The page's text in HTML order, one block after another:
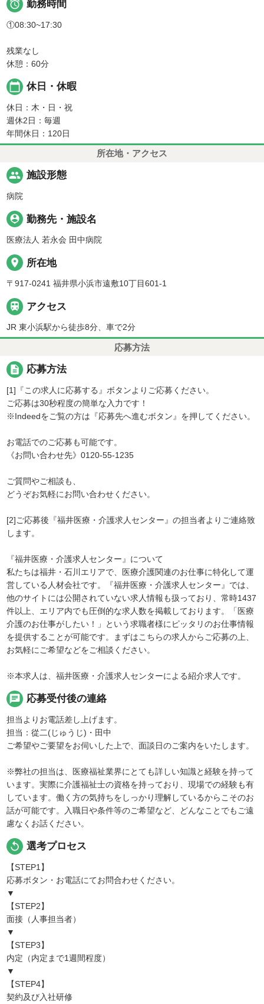
 勤務時間
①08:30~17:30
残業なし
休憩：60分
calendar_today 休日・休暇
休日：木・日・祝
週休2日：毎週
年間休日：120日
所在地・アクセス
people 施設形態
病院
person_pin 勤務先・施設名
医療法人 若永会 田中病院
place 所在地
〒917-0241 福井県小浜市遠敷10丁目601-1
 アクセス
JR 東小浜駅から徒歩8分、車で2分
応募方法
description 応募方法
[1]『この求人に応募する』ボタンよりご応募ください。
ご応募は30秒程度の簡単な入力です！
※Indeedをご覧の方は『応募先へ進むボタン』を押してください。
お電話でのご応募も可能です。
《お問い合わせ先》0120-55-1235
ご質問やご相談も、
どうぞお気軽にお問い合わせください。
[2]ご応募後『福井医療・介護求人センター』の担当者よりご連絡致
します。
『福井医療・介護求人センター』について
私たちは福井・石川エリアで、医療介護関連のお仕事に特化して運
営している人材会社です。『福井医療・介護求人センター』では、
他のサイトには公開されていない求人情報も扱っており、常時1437
件以上、エリア内でも圧倒的な求人数を掲載しております。「医療
介護のお仕事がしたい！」という求職者様にピッタリのお仕事情報
を提供することが可能です。まずはこちらの求人からご応募の上、
お気軽にご希望などをご相談ください。
※本求人は、福井医療・介護求人センターによる紹介求人です。
chat 応募受付後の連絡
担当よりお電話差し上げます。
担当：從二(じゅうじ)・田中
ご希望やご要望をお伺いした上で、面談日のご案内をいたします。
※弊社の担当は、医療福祉業界にとても詳しい知識と経験を持って
います。実際に介護福祉士の資格を持っており、現場での経験も有
しています。働く方の気持ちをしっかり理解しているからこそのお
話が可能です。入職日や条件等のご希望など、どんなことでもご遠
慮なくお話ください。
replay 選考プロセス
【STEP1】
応募ボタン・お電話にてお問合わせください。
▼
【STEP2】
面接（人事担当者）
▼
【STEP3】
内定（内定まで1週間程度）
▼
【STEP4】
契約及び入社研修